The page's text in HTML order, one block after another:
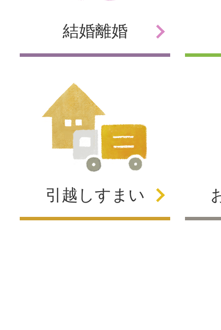
結婚離婚
引越しすまい